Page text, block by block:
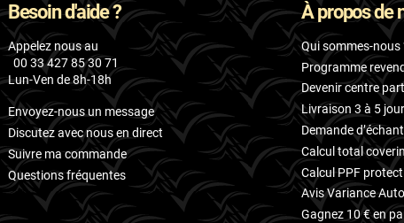
Besoin d'aide ?
Appelez nous au
00 33 427 85 30 71
Lun-Ven de 8h-18h
Envoyez-nous un message
Discutez avec nous en direct
Suivre ma commande
Questions fréquentes
À propos de
Qui sommes-nous
Programme
Devenir centre
Livraison 3 à 5
Demande
Calcul total
Calcul PPF
Avis Variance Auto
Gagnez 10 € en